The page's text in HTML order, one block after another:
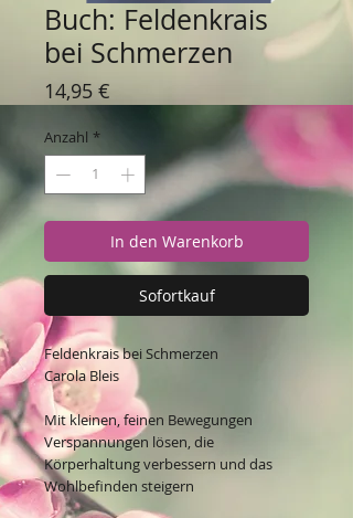
Buch: Feldenkrais
bei Schmerzen
14,95 €
Anzahl *
In den Warenkorb
Sofortkauf
Feldenkrais bei Schmerzen
Carola Bleis
Mit kleinen, feinen Bewegungen
Verspannungen lösen, die
Körperhaltung verbessern und das
Wohlbefinden steigern